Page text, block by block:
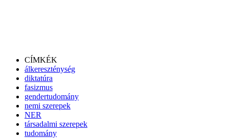
CÍMKÉK
álkereszténység
diktatúra
fasizmus
gendertudomány
nemi szerepek
NER
társadalmi szerepek
tudomány